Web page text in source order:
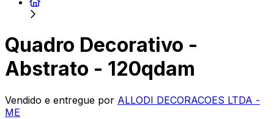
Quadro Decorativo -
Abstrato - 120qdam
Vendido e entregue por ALLODI DECORACOES LTDA -
ME